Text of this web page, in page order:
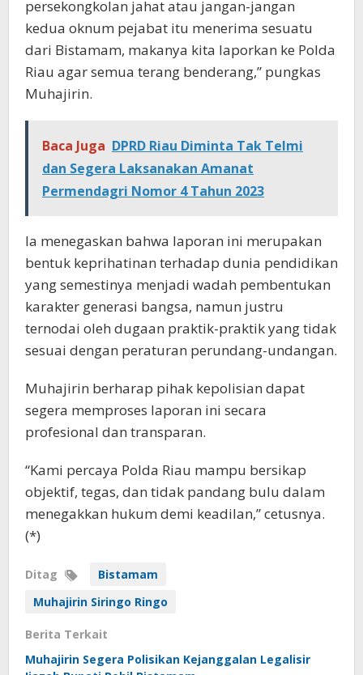
persekongkolan jahat atau jangan-jangan
kedua oknum pejabat itu menerima sesuatu
dari Bistamam, makanya kita laporkan ke Polda
Riau agar semua terang benderang,” pungkas
Muhajirin.
Baca Juga DPRD Riau Diminta Tak Telmi
dan Segera Laksanakan Amanat
Permendagri Nomor 4 Tahun 2023
Ia menegaskan bahwa laporan ini merupakan
bentuk keprihatinan terhadap dunia pendidikan
yang semestinya menjadi wadah pembentukan
karakter generasi bangsa, namun justru
ternodai oleh dugaan praktik-praktik yang tidak
sesuai dengan peraturan perundang-undangan.
Muhajirin berharap pihak kepolisian dapat
segera memproses laporan ini secara
profesional dan transparan.
“Kami percaya Polda Riau mampu bersikap
objektif, tegas, dan tidak pandang bulu dalam
menegakkan hukum demi keadilan,” cetusnya.
(*)
Ditag
Bistamam
Muhajirin Siringo Ringo
Berita Terkait
Muhajirin Segera Polisikan Kejanggalan Legalisir